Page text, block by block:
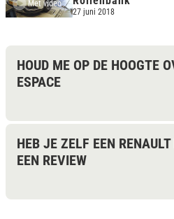
Met video
27 juni 2018
HOUD ME OP DE HOOGTE
ESPACE
HEB JE ZELF EEN
EEN REVIEW